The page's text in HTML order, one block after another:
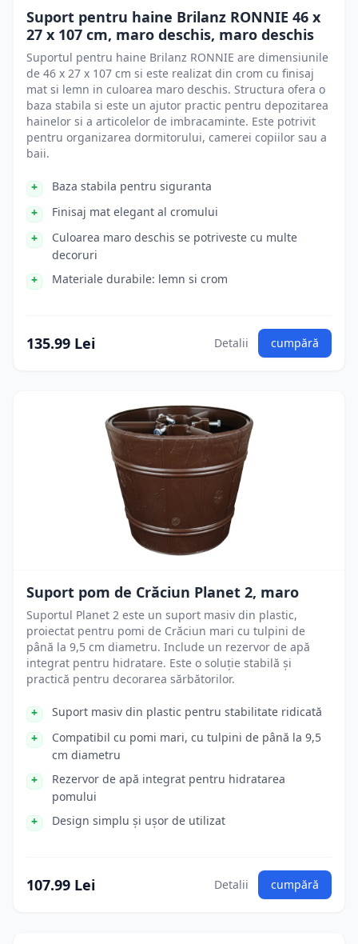
Suport pentru haine Brilanz RONNIE 46 x
27 x 107 cm, maro deschis, maro deschis
Suportul pentru haine Brilanz RONNIE are dimensiunile
de 46 x 27 x 107 cm si este realizat din crom cu finisaj
mat si lemn in culoarea maro deschis. Structura ofera o
baza stabila si este un ajutor practic pentru depozitarea
hainelor si a articolelor de imbracaminte. Este potrivit
pentru organizarea dormitorului, camerei copiilor sau a
baii.
Baza stabila pentru siguranta
Finisaj mat elegant al cromului
Culoarea maro deschis se potriveste cu multe
decoruri
Materiale durabile: lemn si crom
135.99 Lei Detalii cumpără
Suport pom de Crăciun Planet 2, maro
Suportul Planet 2 este un suport masiv din plastic,
proiectat pentru pomi de Crăciun mari cu tulpini de
până la 9,5 cm diametru. Include un rezervor de apă
integrat pentru hidratare. Este o soluție stabilă și
practică pentru decorarea sărbătorilor.
Suport masiv din plastic pentru stabilitate ridicată
Compatibil cu pomi mari, cu tulpini de până la 9,5
cm diametru
Rezervor de apă integrat pentru hidratarea
pomului
Design simplu și ușor de utilizat
107.99 Lei Detalii cumpără